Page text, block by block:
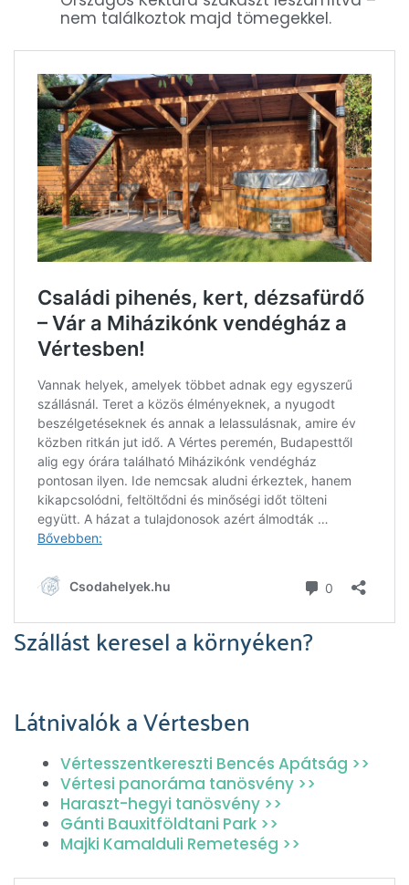
nem találkoztok majd tömegekkel.
Szállást keresel a környéken?
Látnivalók a Vértesben
Vértesszentkereszti Bencés Apátság >>
Vértesi panoráma tanösvény >>
Haraszt-hegyi tanösvény >>
Gánti Bauxitföldtani Park >>
Majki Kamalduli Remeteség >>